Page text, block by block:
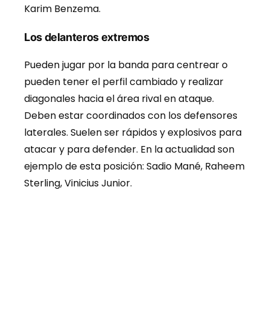
Karim Benzema.
Los delanteros extremos
Pueden jugar por la banda para centrear o
pueden tener el perfil cambiado y realizar
diagonales hacia el área rival en ataque.
Deben estar coordinados con los defensores
laterales. Suelen ser rápidos y explosivos para
atacar y para defender. En la actualidad son
ejemplo de esta posición: Sadio Mané, Raheem
Sterling, Vinicius Junior.